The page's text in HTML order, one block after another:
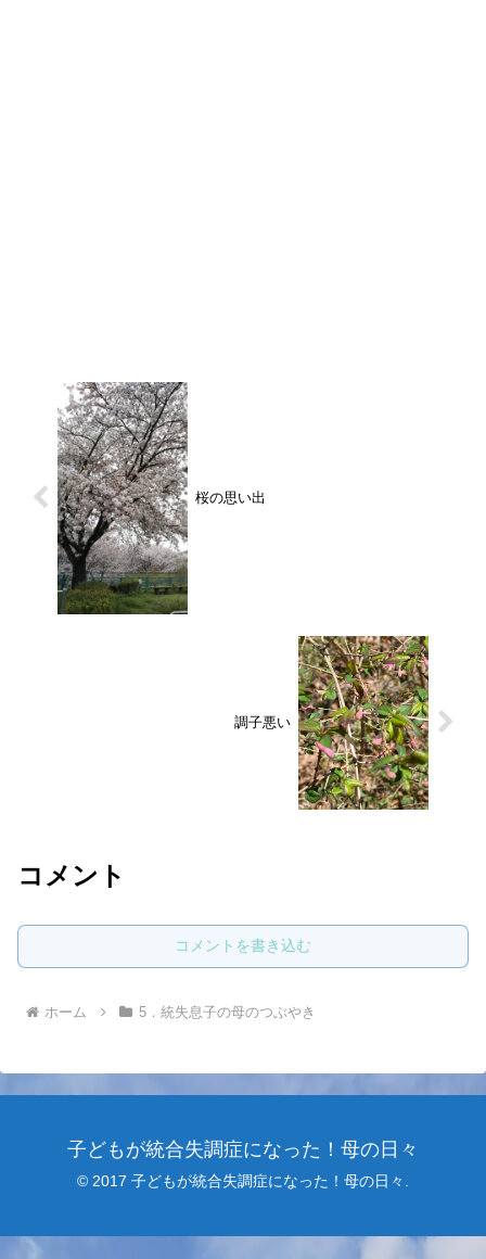
桜の思い出
調子悪い
コメント
コメントを書き込む
ホーム 5．統失息子の母のつぶやき
子どもが統合失調症になった！母の日々
© 2017 子どもが統合失調症になった！母の日々.